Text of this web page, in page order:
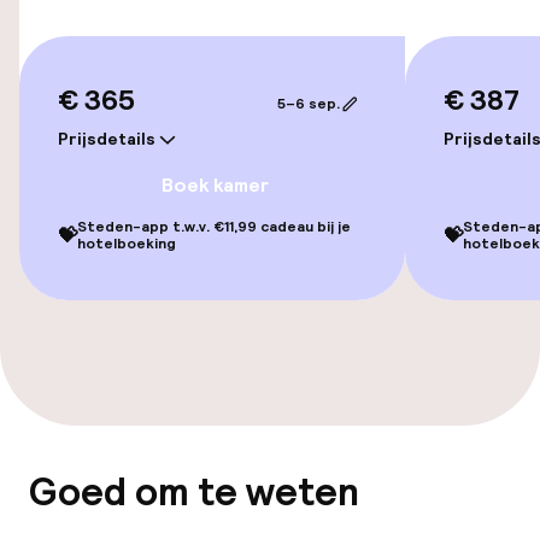
Entertainment
Gratis wifi
Eet- en drinkgelegenheden
Restaurant
Ontbijt geserveerd aan tafel
€ 365
Prijsdetails
5–6 sep.
Boek kamer
💝Steden-app t.w.v. €11,99 cadeau bij je
hotelboeking
€ 387
Prijsdetails
💝Steden-
Goed om te weten